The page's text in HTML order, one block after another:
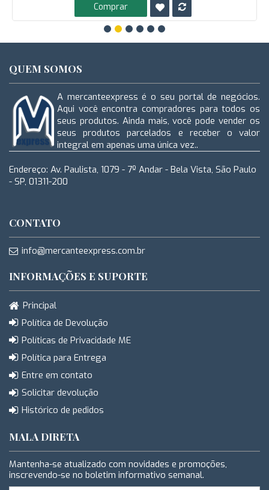
Comprar
QUEM SOMOS
A mercanteexpress é o seu portal de negócios.
Aqui você encontra compradores para todos os
seus produtos. Ainda mais, você pode vender os
seus produtos parcelados e receber o valor
integral em apenas uma única vez..
Endereço: Av. Paulista, 1079 - 7º Andar - Bela Vista, São Paulo
- SP, 01311-200
CONTATO
info@mercanteexpress.com.br
INFORMAÇÕES E SUPORTE
Principal
Política de Devolução
Políticas de Privacidade ME
Política para Entrega
Entre em contato
Solicitar devolução
Histórico de pedidos
MALA DIRETA
Mantenha-se atualizado com novidades e promoções,
inscrevendo-se no boletim informativo semanal.